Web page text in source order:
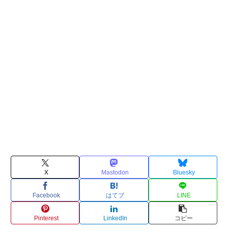
X Mastodon Bluesky
Facebook はてブ LINE
Pinterest LinkedIn コピー